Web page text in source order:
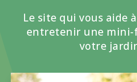
Le site qui vous aide
entretenir une mini-
votre